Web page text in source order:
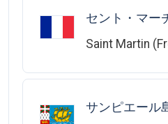
セント・マー
Saint Martin
サンピエール